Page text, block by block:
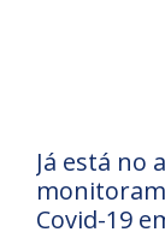
Já está no
Covid-19